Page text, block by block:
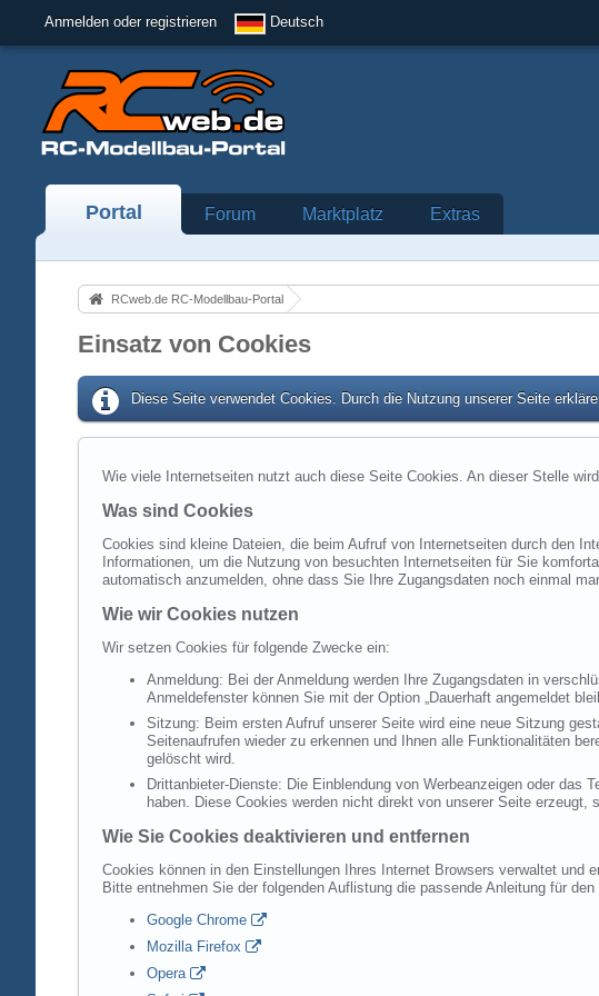
Anmelden oder registrieren Deutsch
Portal Forum Marktplatz Extras
RCweb.de RC-Modellbau-Portal
Einsatz von Cookies
Diese Seite verwendet Cookies. Durch die Nutzung unserer Seite
Wie viele Internetseiten nutzt auch diese Seite Cookies. An dieser Stelle
Was sind Cookies
Cookies sind kleine Dateien, die beim Aufruf von Internetseiten durch den
Informationen, um die Nutzung von besuchten Internetseiten für Sie
automatisch anzumelden, ohne dass Sie Ihre Zugangsdaten noch einmal
Wie wir Cookies nutzen
Wir setzen Cookies für folgende Zwecke ein:
Anmeldung: Bei der Anmeldung werden Ihre Zugangsdaten in
Anmeldefenster können Sie mit der Option „Dauerhaft angemeldet
Sitzung: Beim ersten Aufruf unserer Seite wird eine neue Sitzung
Seitenaufrufen wieder zu erkennen und Ihnen alle Funktionalitäten
gelöscht wird.
Drittanbieter-Dienste: Die Einblendung von Werbeanzeigen oder
haben. Diese Cookies werden nicht direkt von unserer Seite erzeugt,
Wie Sie Cookies deaktivieren und entfernen
Cookies können in den Einstellungen Ihres Internet Browsers verwaltet
Bitte entnehmen Sie der folgenden Auflistung die passende Anleitung für
Google Chrome
Mozilla Firefox
Opera